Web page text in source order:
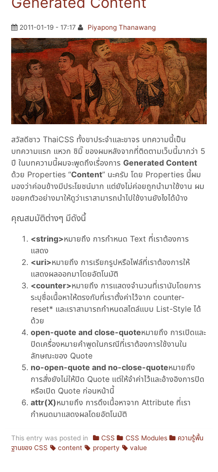
2011-01-19 - 17:17 Piyapong Thanawang
สวัสดีชาว ThaiCSS ทั้งขาประจำและขาจร บทความนี้เป็น
บทความแรก แหวก ชิมิ๊ ของผมหลังจากที่ติดตามเว็บนี้มากว่า 5
ปี ในบทความนี้ผมจะพูดถึงเรื่องการGenerated Content
ด้วย Properties “Content” นะครับ โดย Properties นี้ผม
มองว่าค่อนข้างมีประโยชน์มาก แต่ยังไม่ค่อยถูกนำมาใช้งาน ผม
ขอยกตัวอย่างมาให้ดูว่าเราสามารถนำไปใช้งานยังไงได้บ้าง
คุณสมมัติต่างๆ มีดังนี้
<string>หมายถึง การกำหนด Text ที่เราต้องการ
แสดง
<uri>หมายถึง การเรียกรูปหรือไฟล์ที่เราต้องการให้
แสดงผลออกมาโดยอัตโนมัติ
<counter>หมายถึง การแสดงจำนวนที่เรานับโดยการ
ระบุชื่อเนื้อหาให้ตรงกับที่เราตั้งค่าไว้จาก counter-
reset* และเราสามารถกำหนดสไตล์แบบ List-Style ได้
ด้วย
open-quote and close-quoteหมายถึง การเปิดและ
ปิดเครื่องหมายคำพูดในกรณีที่เราต้องการใช้งานใน
ลักษณะของ Quote
no-open-quote and no-close-quoteหมายถึง
การสั่งยังไม่ให้ปิด Quote แต่ให้จำค่าไว้และอ้างอิงการปิด
หรือเปิด Quote ก่อนหน้านี้
attr(X)หมายถึง การดึงเนื้อหาจาก Attribute ที่เรา
กำหนดมาแสดงผลโดยอัตโนมัติ
This entry was posted in CSS CSS Modules
ความรู้พื้น
ฐานของ CSS
content property value